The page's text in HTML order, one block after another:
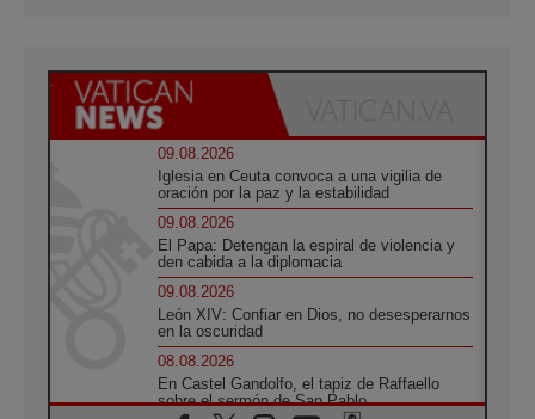
09.08.2026
Iglesia en Ceuta convoca a una vigilia de
oración por la paz y la estabilidad
09.08.2026
El Papa: Detengan la espiral de violencia y
den cabida a la diplomacia
09.08.2026
León XIV: Confiar en Dios, no desesperarnos
en la oscuridad
08.08.2026
En Castel Gandolfo, el tapiz de Raffaello
sobre el sermón de San Pablo